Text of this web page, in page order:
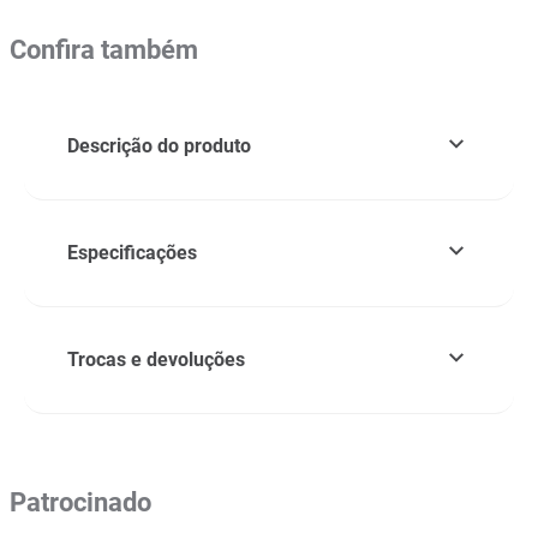
Confira também
Descrição do produto
Especificações
Trocas e devoluções
Patrocinado